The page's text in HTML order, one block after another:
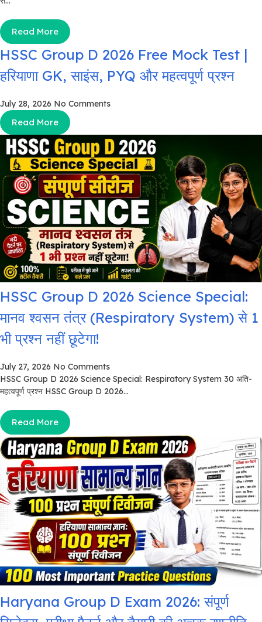
Read More
HSSC Group D 2026 Free Mock Test |
हरियाणा GK, साइंस, PYQ और महत्वपूर्ण प्रश्न
July 28, 2026 No Comments
Read More
HSSC Group D 2026 Science Special:
मानव श्वसन तंत्र (Respiratory System) से 1
भी प्रश्न नहीं छूटेगा!
July 27, 2026 No Comments
HSSC Group D 2026 Science Special: Respiratory System 30 अति-
महत्वपूर्ण प्रश्न HSSC Group D 2026...
Read More
Haryana Group D Exam 2026: संपूर्ण